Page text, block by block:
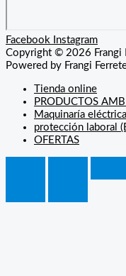
Facebook Instagram
Copyright © 2026 Frangi
Powered by Frangi
Tienda online
PRODUCTOS
Maquinaría
protección laboral
OFERTAS